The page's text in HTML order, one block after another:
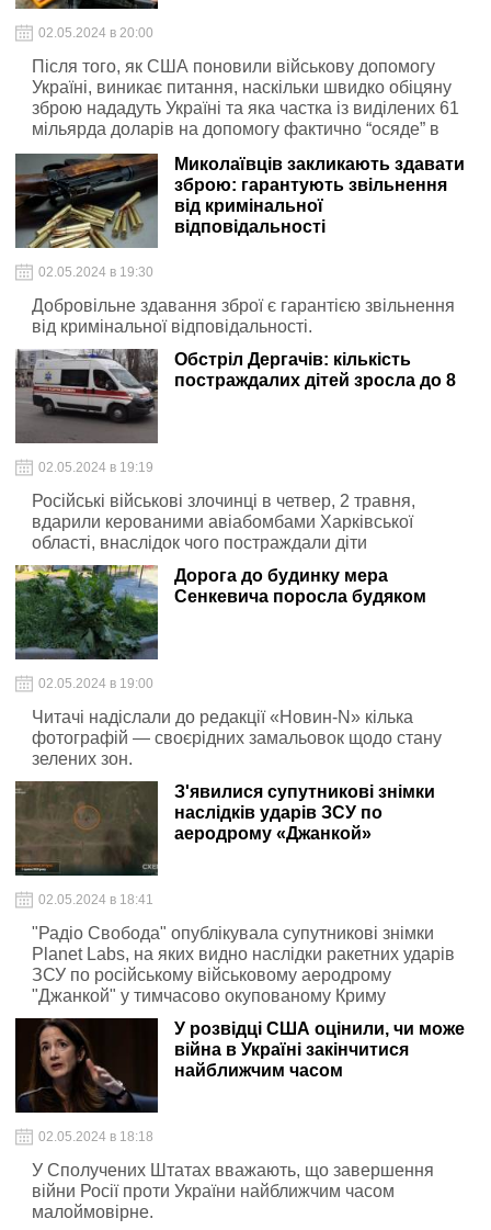
02.05.2024 в 20:00
Після того, як США поновили військову допомогу
Україні, виникає питання, наскільки швидко обіцяну
зброю нададуть Україні та яка частка із виділених 61
мільярда доларів на допомогу фактично “осяде” в
самих Сполучених Штатах Америки
Миколаївців закликають здавати
зброю: гарантують звільнення
від кримінальної
відповідальності
02.05.2024 в 19:30
Добровільне здавання зброї є гарантією звільнення
від кримінальної відповідальності.
Обстріл Дергачів: кількість
постраждалих дітей зросла до 8
02.05.2024 в 19:19
Російські військові злочинці в четвер, 2 травня,
вдарили керованими авіабомбами Харківської
області, внаслідок чого постраждали діти
Дорога до будинку мера
Сенкевича поросла будяком
02.05.2024 в 19:00
Читачі надіслали до редакції «Новин-N» кілька
фотографій — своєрідних замальовок щодо стану
зелених зон.
З'явилися супутникові знімки
наслідків ударів ЗСУ по
аеродрому «Джанкой»
02.05.2024 в 18:41
"Радіо Свобода" опублікувала супутникові знімки
Planet Labs, на яких видно наслідки ракетних ударів
ЗСУ по російському військовому аеродрому
"Джанкой" у тимчасово окупованому Криму
У розвідці США оцінили, чи може
війна в Україні закінчитися
найближчим часом
02.05.2024 в 18:18
У Сполучених Штатах вважають, що завершення
війни Росії проти України найближчим часом
малоймовірне.